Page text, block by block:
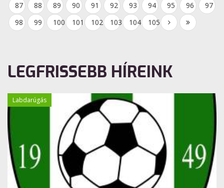
87
88 89 90 91 92 93 94 95 96
97
98
99 100 101 102 103 104 105
LEGFRISSEBB HÍREINK
Labdarúgás